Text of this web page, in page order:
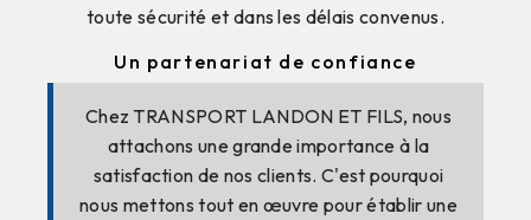
toute sécurité et dans les délais convenus.
Un partenariat de confiance
Chez TRANSPORT LANDON ET FILS, nous
attachons une grande importance à la
satisfaction de nos clients. C'est pourquoi
nous mettons tout en œuvre pour établir une